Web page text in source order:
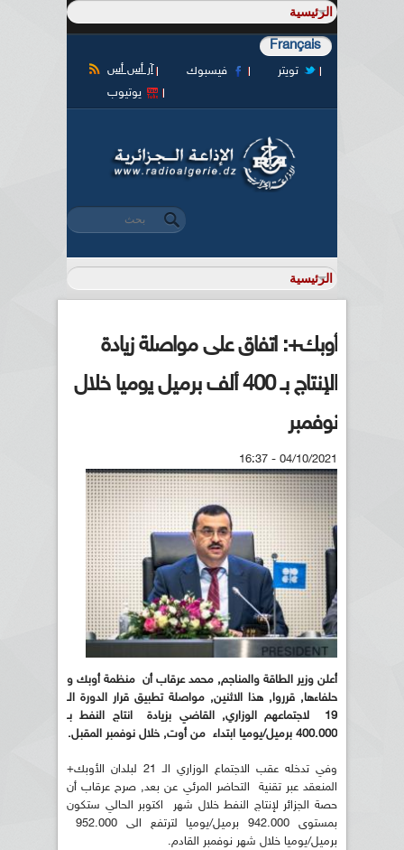
Français
آر أس أس فيسبوك
تويتر
يوتيوب
استمارة البحث
‏بحث ‏
أوبك+: اتفاق على مواصلة زيادة
الإنتاج بـ 400 ألف برميل يوميا خلال
نوفمبر
04/10/2021 - 16:37
أعلن وزير الطاقة والمناجم, محمد عرقاب أن منظمة أوبك و
حلفاءها, قرروا, هذا الاثنين, مواصلة تطبيق قرار الدورة الـ
19 لاجتماعهم الوزاري, القاضي بزيادة انتاج النفط بـ
400.000 برميل/يوميا ابتداء من أوت, خلال نوفمبر المقبل.
وفي تدخله عقب الاجتماع الوزاري الـ 21 لبلدان الأوبك+
المنعقد عبر تقنية التحاضر المرئي عن بعد, صرح عرقاب أن
حصة الجزائر لإنتاج النفط خلال شهر اكتوبر الحالي ستكون
برميل/يوميا خلال شهر نوفمبر القادم.